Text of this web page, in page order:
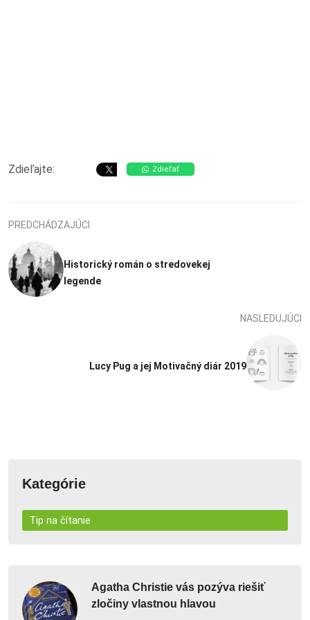
Zdieľajte: Zdieľať
PREDCHÁDZAJÚCI
Historický román o stredovekej
legende
NASLEDUJÚCI
Lucy Pug a jej Motivačný diár 2019
Kategórie
Tip na čítanie
Agatha Christie vás pozýva riešiť
zločiny vlastnou hlavou